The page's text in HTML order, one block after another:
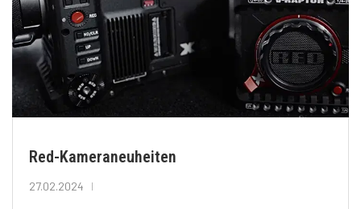
Red-Kameraneuheiten
27.02.2024